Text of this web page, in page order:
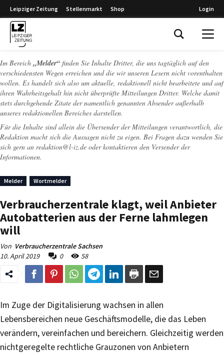
Leipziger Zeitung Stellenmarkt Shop Login
Im Bereich „Melder“ finden Sie Inhalte Dritter, die uns tagtäglich auf den
verschiedensten Wegen erreichen und die wir unseren Lesern nicht vorenthalten
wollen. Es handelt sich also um aktuelle, redaktionell nicht bearbeitete und auf
ihren Wahrheitsgehalt hin nicht überprüfte Mitteilungen Dritter. Welche damit
stets durchgehende Zitate der namentlich genannten Absender außerhalb
unseres redaktionellen Bereiches darstellen.
Für die Inhalte sind allein die Übersender der Mitteilungen verantwortlich, die
Redaktion macht sich die Aussagen nicht zu eigen. Bei Fragen dazu wenden Sie
sich gern an redaktion@l-iz.de oder kontaktieren den Versender der
Informationen.
Melder Wortmelder
Verbraucherzentrale klagt, weil Anbieter
Autobatterien aus der Ferne lahmlegen
will
Von Verbraucherzentrale Sachsen
10. April 2019
0 58
Im Zuge der Digitalisierung wachsen in allen
Lebensbereichen neue Geschäftsmodelle, die das Leben
verändern, vereinfachen und bereichern. Gleichzeitig werden
nichtgeregelte rechtliche Grauzonen von Anbietern